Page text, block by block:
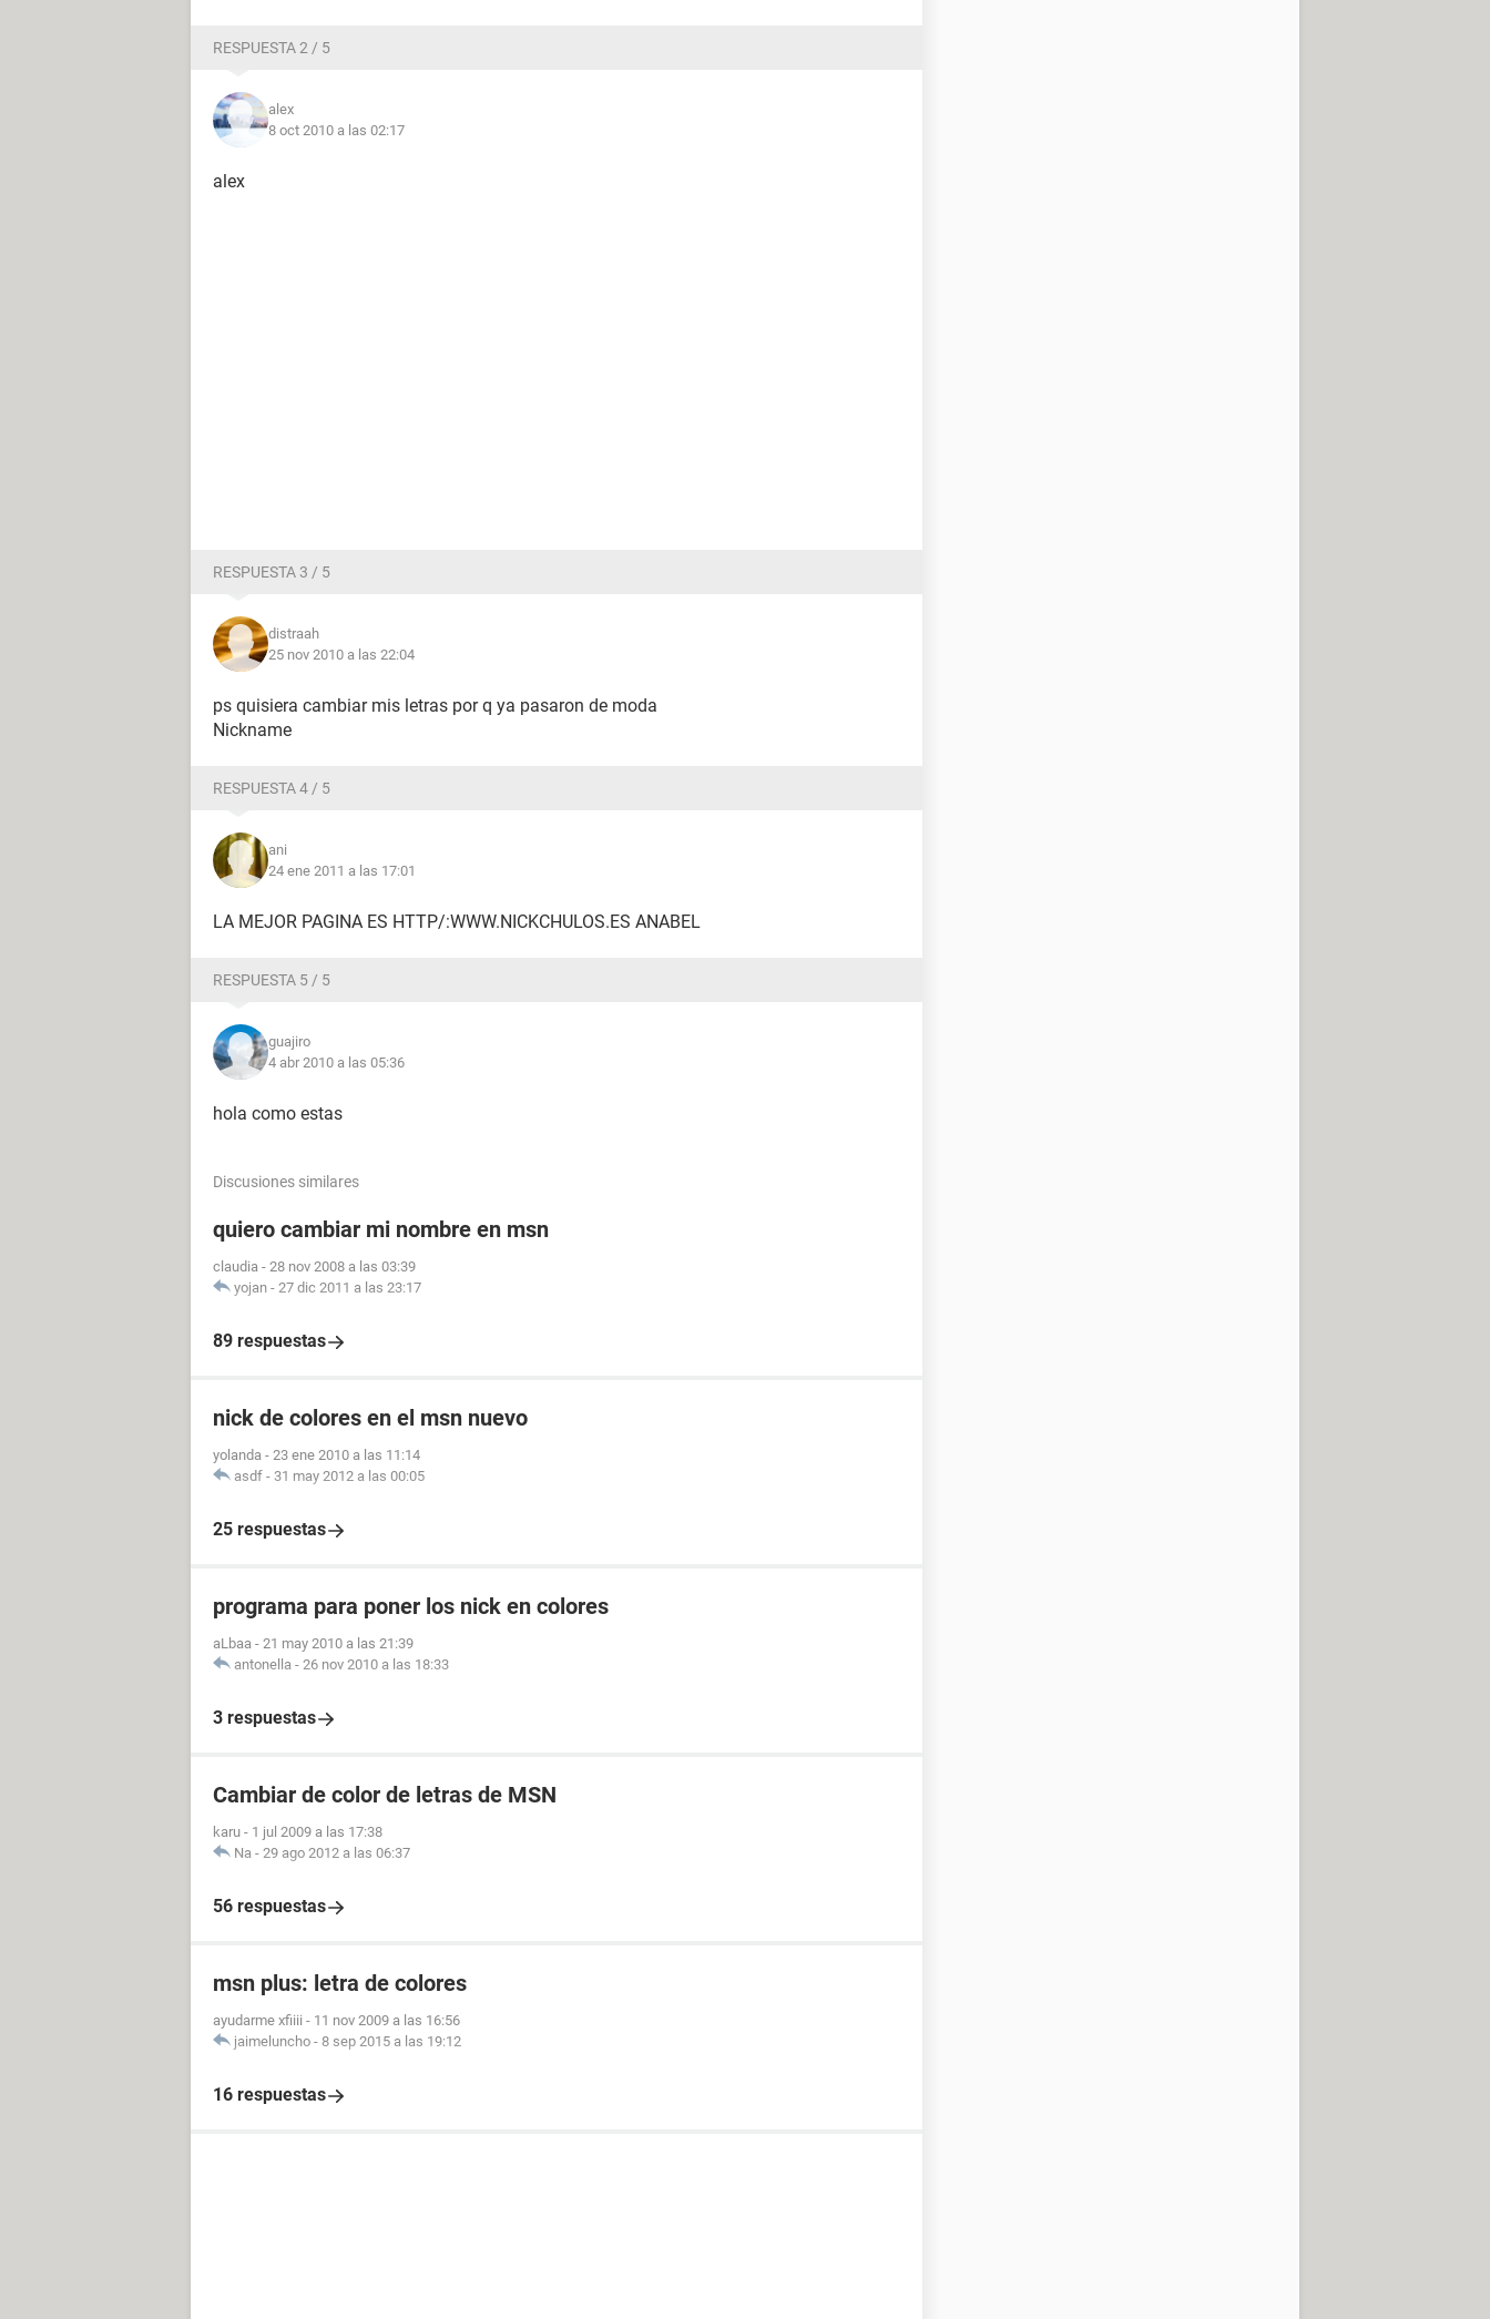
RESPUESTA 2 / 5
alex
8 oct 2010 a las 02:17
alex
RESPUESTA 3 / 5
distraah
25 nov 2010 a las 22:04
ps quisiera cambiar mis letras por q ya pasaron de moda
Nickname
RESPUESTA 4 / 5
ani
24 ene 2011 a las 17:01
LA MEJOR PAGINA ES HTTP/:WWW.NICKCHULOS.ES ANABEL
RESPUESTA 5 / 5
guajiro
4 abr 2010 a las 05:36
hola como estas
Discusiones similares
quiero cambiar mi nombre en msn
claudia - 28 nov 2008 a las 03:39
yojan - 27 dic 2011 a las 23:17
89 respuestas
nick de colores en el msn nuevo
yolanda - 23 ene 2010 a las 11:14
asdf - 31 may 2012 a las 00:05
25 respuestas
programa para poner los nick en colores
aLbaa - 21 may 2010 a las 21:39
antonella - 26 nov 2010 a las 18:33
3 respuestas
Cambiar de color de letras de MSN
karu - 1 jul 2009 a las 17:38
Na - 29 ago 2012 a las 06:37
56 respuestas
msn plus: letra de colores
ayudarme xfiiii - 11 nov 2009 a las 16:56
jaimeluncho - 8 sep 2015 a las 19:12
16 respuestas